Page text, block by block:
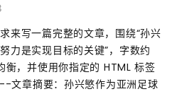
来写一篇完整的文章，围绕“孙兴
力是实现目标的关键”，字数约
，并使用你指定的 HTML 标签
文章摘要：孙兴慜作为亚洲足球